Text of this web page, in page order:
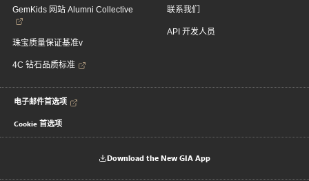
GemKids 网站 Alumni Collective
珠宝质量保证基准v
4C 钻石品质标准
联系我们
API 开发人员
电子邮件首选项
Cookie 首选项
Download the New GIA App